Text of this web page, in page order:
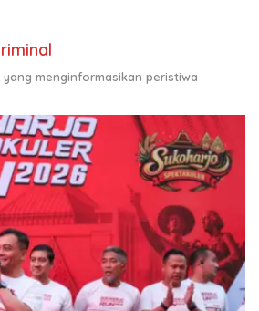
menginformasikan peristiwa